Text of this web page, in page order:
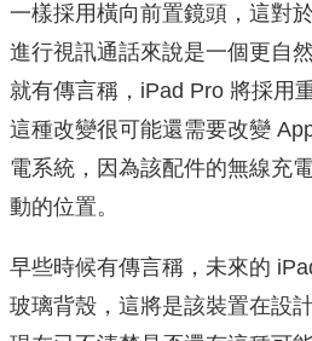
一樣採用橫向前置鏡頭，這對
進行視訊通話來說是一個更自
就有傳言稱，iPad Pro 將採用
這種改變很可能還需要改變
電系統，因為該配件的無線充
動的位置。
早些時候有傳言稱，未來的
玻璃背殼，這將是該裝置在設